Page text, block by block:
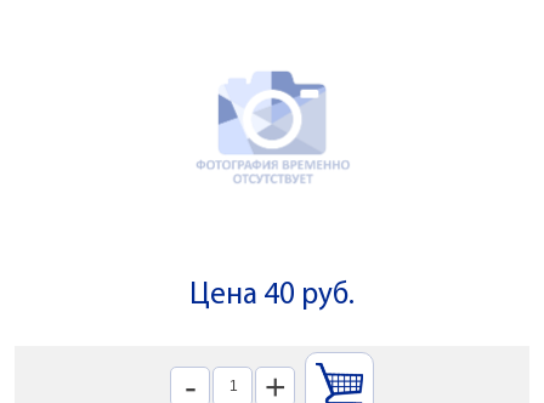
Цена 40 руб.
- +